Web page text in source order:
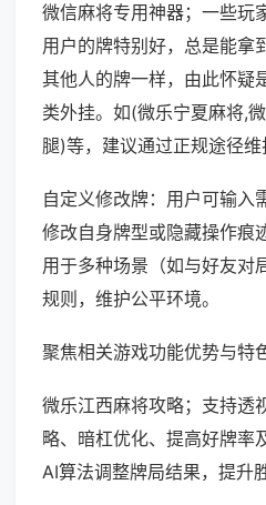
微信麻将专用神器；一些玩
用户的牌特别好，总是能拿
其他人的牌一样，由此怀疑
类外挂。如(微乐宁夏麻将,
腿)等，建议通过正规途径维
自定义修改牌：用户可输入
修改自身牌型或隐藏操作痕
用于多种场景（如与好友对
规则，维护公平环境。
聚焦相关游戏功能优势与特
微乐江西麻将攻略；支持透
略、暗杠优化、提高好牌率
AI算法调整牌局结果，提升